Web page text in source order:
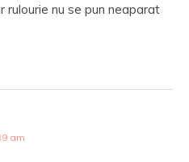
rulourie nu se pun neaparat
am